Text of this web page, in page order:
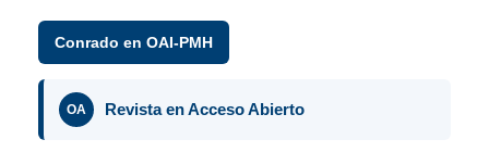
Conrado en OAI-PMH
OA Revista en Acceso Abierto